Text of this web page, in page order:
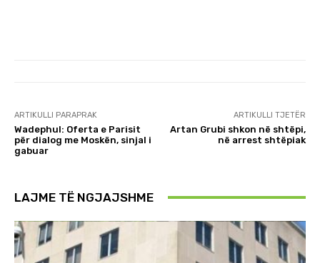
ARTIKULLI PARAPRAK
Wadephul: Oferta e Parisit
për dialog me Moskën, sinjal i
gabuar
ARTIKULLI TJETËR
Artan Grubi shkon në shtëpi,
në arrest shtëpiak
LAJME TË NGJAJSHME